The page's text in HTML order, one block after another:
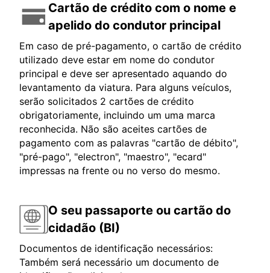
Cartão de crédito com o nome e
apelido do condutor principal
Em caso de pré-pagamento, o cartão de crédito
utilizado deve estar em nome do condutor
principal e deve ser apresentado aquando do
levantamento da viatura. Para alguns veículos,
serão solicitados 2 cartões de crédito
obrigatoriamente, incluindo um uma marca
reconhecida. Não são aceites cartões de
pagamento com as palavras "cartão de débito",
"pré-pago", "electron", "maestro", "ecard"
impressas na frente ou no verso do mesmo.
O seu passaporte ou cartão do
cidadão (BI)
Documentos de identificação necessários:
Também será necessário um documento de